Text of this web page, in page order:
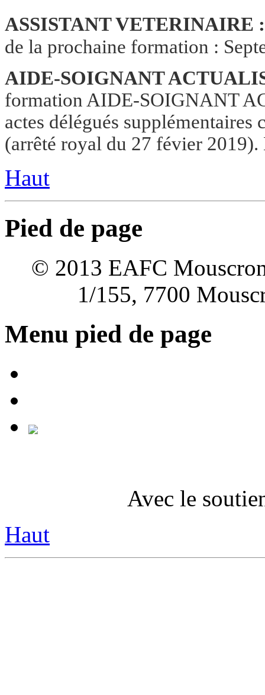
ASSISTANT VETERINAIRE :
de la prochaine formation :
AIDE-SOIGNANT
formation AIDE-SOIGNANT
actes délégués
(arrêté royal du 27 févier
Haut
Pied de page
© 2013 EAFC
1/155, 7700
Menu pied de page
Avec le
Haut